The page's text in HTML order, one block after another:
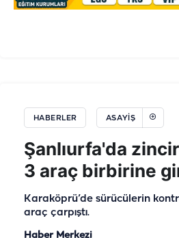
HABERLER ASAYIŞ
Şanlıurfa'da
3 araç birbirine
Karaköprü’de sürücülerin
araç çarpıştı.
Haber Merkezi